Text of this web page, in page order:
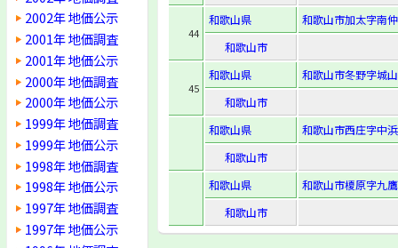
2002年 地価公示
2001年 地価調査
2001年 地価公示
2000年 地価調査
2000年 地価公示
1999年 地価調査
1999年 地価公示
1998年 地価調査
1998年 地価公示
1997年 地価調査
1997年 地価公示
44
和歌山県
和歌山市加太字南
和歌山市
45
和歌山県
和歌山市冬野字城
和歌山市
和歌山県
和歌山市西庄字中
和歌山市
和歌山県
和歌山市榎原字九
和歌山市